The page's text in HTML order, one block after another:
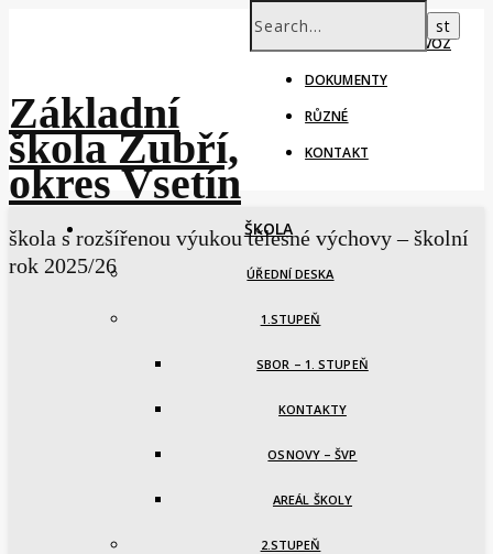
ŠKOLNÍ ROK – PROVOZ
DOKUMENTY
RŮZNÉ
KONTAKT
Základní
škola Zubří,
okres Vsetín
škola s rozšířenou výukou tělesné výchovy – školní
rok 2025/26
ŠKOLA
ÚŘEDNÍ DESKA
1.STUPEŇ
SBOR – 1. STUPEŇ
KONTAKTY
OSNOVY – ŠVP
AREÁL ŠKOLY
2.STUPEŇ